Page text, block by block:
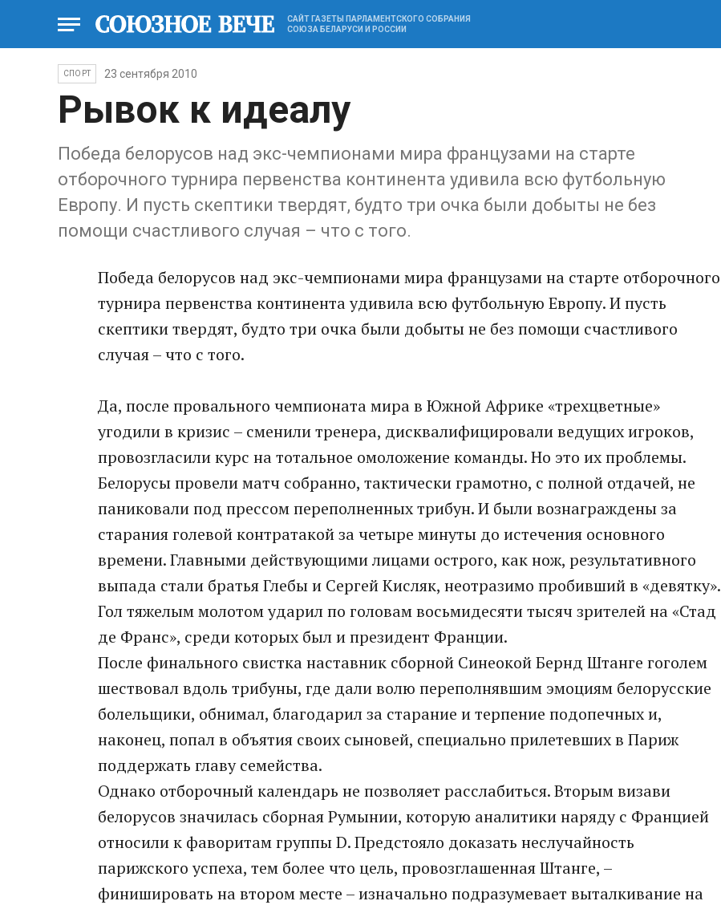
САЙТ ГАЗЕТЫ ПАРЛАМЕНТСКОГО СОБРАНИЯ
СОЮЗА БЕЛАРУСИ И РОССИИ
СПОРТ 23 сентября 2010
Рывок к идеалу
Победа белорусов над экс-чемпионами мира французами на старте
отборочного турнира первенства континента удивила всю футбольную
Европу. И пусть скептики твердят, будто три очка были добыты не без
помощи счастливого случая – что с того.
Победа белорусов над экс-чемпионами мира французами на старте отборочного
турнира первенства континента удивила всю футбольную Европу. И пусть
скептики твердят, будто три очка были добыты не без помощи счастливого
случая – что с того.
Да, после провального чемпионата мира в Южной Африке «трехцветные»
угодили в кризис – сменили тренера, дисквалифицировали ведущих игроков,
провозгласили курс на тотальное омоложение команды. Но это их проблемы.
Белорусы провели матч собранно, тактически грамотно, с полной отдачей, не
паниковали под прессом переполненных трибун. И были вознаграждены за
старания голевой контратакой за четыре минуты до истечения основного
времени. Главными действующими лицами острого, как нож, результативного
выпада стали братья Глебы и Сергей Кисляк, неотразимо пробивший в «девятку».
Гол тяжелым молотом ударил по головам восьмидесяти тысяч зрителей на «Стад
де Франс», среди которых был и президент Франции.
После финального свистка наставник сборной Синеокой Бернд Штанге гоголем
шествовал вдоль трибуны, где дали волю переполнявшим эмоциям белорусские
болельщики, обнимал, благодарил за старание и терпение подопечных и,
наконец, попал в объятия своих сыновей, специально прилетевших в Париж
поддержать главу семейства.
Однако отборочный календарь не позволяет расслабиться. Вторым визави
белорусов значилась сборная Румынии, которую аналитики наряду с Францией
относили к фаворитам группы D. Предстояло доказать неслучайность
парижского успеха, тем более что цель, провозглашенная Штанге, –
финишировать на втором месте – изначально подразумевает выталкивание на